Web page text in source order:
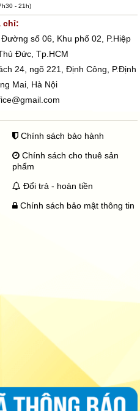
- 21h)
chỉ:
số 06, Khu phố 02, P.Hiệp
Đức, Tp.HCM
24, ngõ 221, Định Công, P.Định
Mai, Hà Nội
Chính sách bảo hành
Chính sách cho thuê sản
phẩm
Đổi trả - hoàn tiền
Chính sách bảo mật thông tin